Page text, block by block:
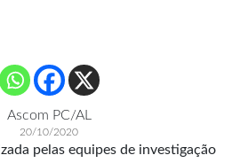
Ascom PC/AL
20/10/2020
pelas equipes de investigação